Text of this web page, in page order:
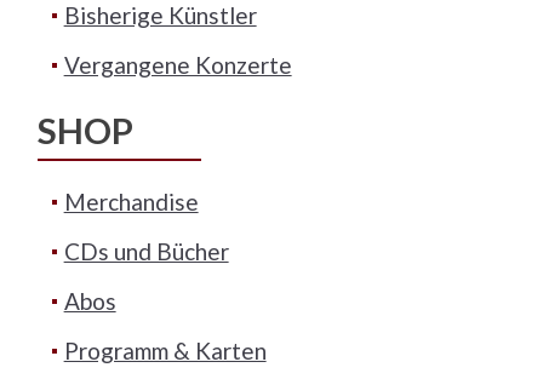
Bisherige Künstler
Vergangene Konzerte
SHOP
Merchandise
CDs und Bücher
Abos
Programm & Karten